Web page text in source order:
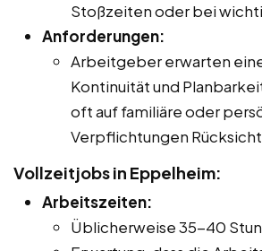
Stoßzeiten oder bei
Anforderungen:
Arbeitgeber erwarten
Kontinuität und
oft auf familiäre oder
Verpflichtungen
Vollzeitjobs in Eppelheim:
Arbeitszeiten:
Üblicherweise 35-40